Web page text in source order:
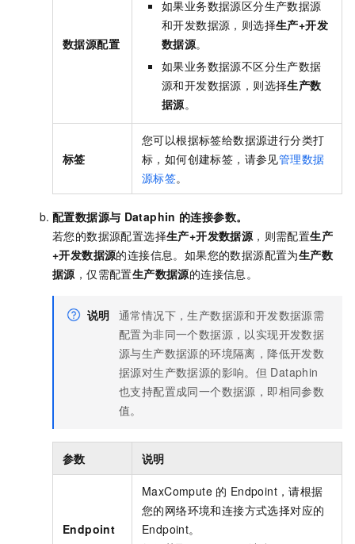
数据源配置
如果业务数据源区分生产数据源
和开发数据源，则选择生产+开发
数据源。
如果业务数据源不区分生产数据
源和开发数据源，则选择生产数
据源。
标签
您可以根据标签给数据源进行分类打
标，如何创建标签，请参见管理数据
源标签。
配置数据源与 Dataphin 的连接参数。
若您的数据源配置选择生产+开发数据源 ，则需配置生产
+开发数据源的连接信息。如果您的数据源配置为生产数
据源 ，仅需配置生产数据源的连接信息。
说明 通常情况下，生产数据源和开发数据源需
配置为非同一个数据源，以实现开发数据
源与生产数据源的环境隔离，降低开发数
据源对生产数据源的影响。但 Dataphin
也支持配置成同一个数据源，即相同参数
值。
参数 说明
Endpoint
MaxCompute 的 Endpoint，请根据
您的网络环境和连接方式选择对应的
Endpoint。